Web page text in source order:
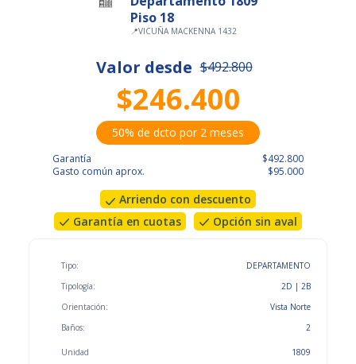
Piso 18
📍VICUÑA MACKENNA 1432
Valor desde $492.800
$246.400
50% de dcto por 2 meses
Garantía
Gasto común aprox.
$492.800
$95.000
Arriendo con descuento
Garantía en cuotas
Opción sin aval
Tipo:
Tipología:
Orientación:
Baños:
DEPARTAMENTO
2D | 2B
Vista Norte
2
Unidad
1809